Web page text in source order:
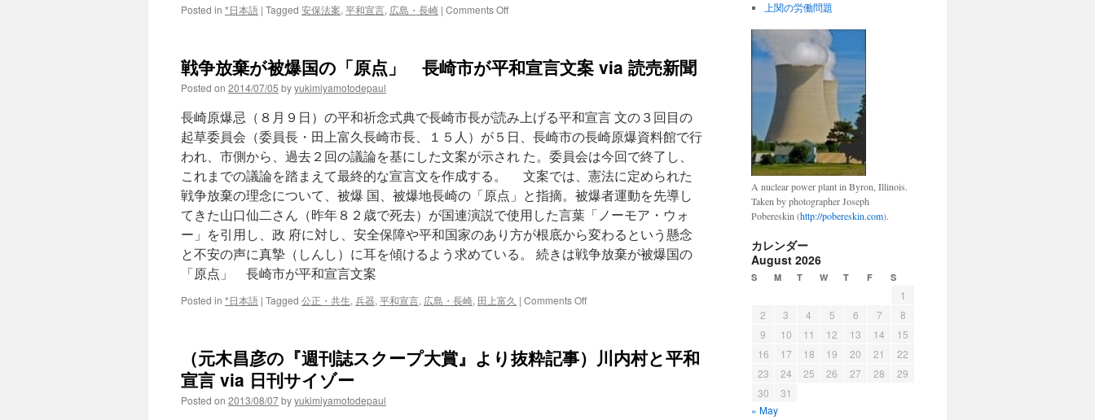
Posted in *日本語 | Tagged 安保法案, 平和宣言, 広島・長崎 | Comments Offon
和
で
安
保
法
言
及
へ
via
産
ュ
戦争放棄が被爆国の「原点」 長崎市が平和宣言文案 via 読売新聞
Posted on 2014/07/05 byyukimiyamotodepaul
長崎原爆忌（８月９日）の平和祈念式典で長崎市長が読み上げる平和宣言 文の３回目の
起草委員会（委員長・田上富久長崎市長、１５人）が５日、長崎市の長崎原爆資料館で行
われ、市側から、過去２回の議論を基にした文案が示され た。委員会は今回で終了し、
これまでの議論を踏まえて最終的な宣言文を作成する。 文案では、憲法に定められた
戦争放棄の理念について、被爆 国、被爆地長崎の「原点」と指摘。被爆者運動を先導し
てきた山口仙二さん（昨年８２歳で死去）が国連演説で使用した言葉「ノーモア・ウォ
ー」を引用し、政 府に対し、安全保障や平和国家のあり方が根底から変わるという懸念
と不安の声に真摯（しんし）に耳を傾けるよう求めている。 続きは戦争放棄が被爆国の
「原点」 長崎市が平和宣言文案
Posted in *日本語 | Tagged 公正・共生, 兵器, 平和宣言, 広島・長崎, 田上富久 | Comments Offon
棄
（元木昌彦の『週刊誌スクープ大賞』より抜粋記事）川内村と平和
宣言 via 日刊サイゾー
Posted on 2013/08/07byyukimiyamotodepaul
上関の労働問題
A nuclear power plant in Byron, Illinois.
Taken by photographer Joseph
Pobereskin (http://pobereskin.com).
カレンダー
August 2026
S M T W T F S
1
2
3 4 5 6 7
8
9
10 11 12 13 14
15
16
17 18 19 20 21
22
23
24 25 26 27 28
29
30
31
« May